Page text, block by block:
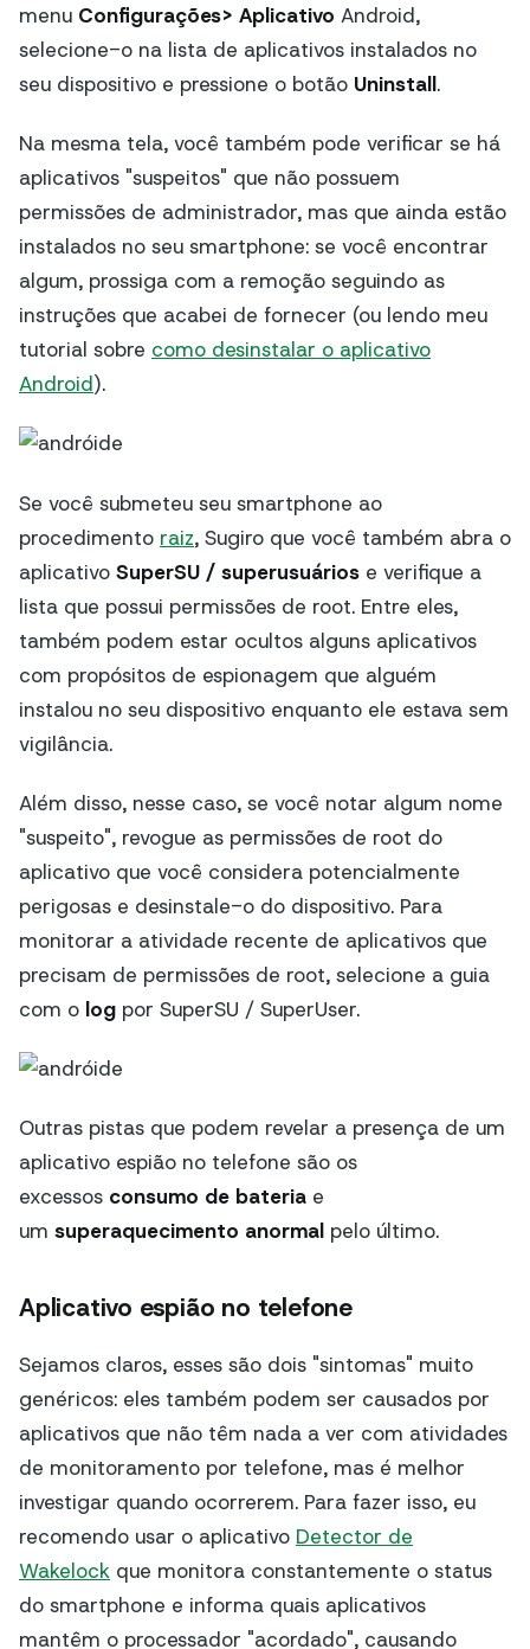
menu Configurações> Aplicativo Android,
selecione-o na lista de aplicativos instalados no
seu dispositivo e pressione o botão Uninstall.
Na mesma tela, você também pode verificar se há
aplicativos "suspeitos" que não possuem
permissões de administrador, mas que ainda estão
instalados no seu smartphone: se você encontrar
algum, prossiga com a remoção seguindo as
instruções que acabei de fornecer (ou lendo meu
tutorial sobre como desinstalar o aplicativo
Android).
Se você submeteu seu smartphone ao
procedimento raiz, Sugiro que você também abra o
aplicativo SuperSU / superusuários e verifique a
lista que possui permissões de root. Entre eles,
também podem estar ocultos alguns aplicativos
com propósitos de espionagem que alguém
instalou no seu dispositivo enquanto ele estava sem
vigilância.
Além disso, nesse caso, se você notar algum nome
"suspeito", revogue as permissões de root do
aplicativo que você considera potencialmente
perigosas e desinstale-o do dispositivo. Para
monitorar a atividade recente de aplicativos que
precisam de permissões de root, selecione a guia
com o log por SuperSU / SuperUser.
Outras pistas que podem revelar a presença de um
aplicativo espião no telefone são os
excessos consumo de bateria e
um superaquecimento anormal pelo último.
Aplicativo espião no telefone
Sejamos claros, esses são dois "sintomas" muito
genéricos: eles também podem ser causados por
aplicativos que não têm nada a ver com atividades
de monitoramento por telefone, mas é melhor
investigar quando ocorrerem. Para fazer isso, eu
recomendo usar o aplicativo Detector de
Wakelock que monitora constantemente o status
do smartphone e informa quais aplicativos
mantêm o processador "acordado", causando